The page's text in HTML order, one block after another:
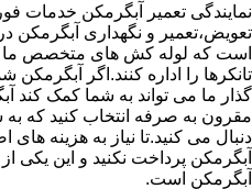
نمایندگی تعمیر آبگرمکن خدمات
تعویض،تعمیر و نگهداری آبگرمکن
است که لوله کش های متخصص ما
تانکرها را اداره کنند.اگر آبگرمکن
گذار ما می تواند به شما کمک کند
مقرون به صرفه انتخاب کنید که
دنبال می کنید.تا نیاز به هزینه های
آبگرمکن پرداخت نکنید و این یکی
آبگرمکن است.